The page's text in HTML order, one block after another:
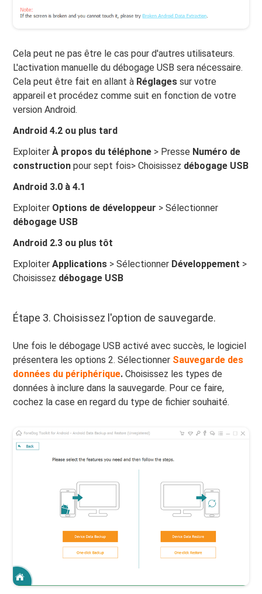
Cela peut ne pas être le cas pour d'autres utilisateurs.
L'activation manuelle du débogage USB sera nécessaire.
Cela peut être fait en allant à Réglagessur votre
appareil et procédez comme suit en fonction de votre
version Android.
Android 4.2 ou plus tard
ExploiterÀ propos du téléphone > Presse Numéro de
constructionpour sept fois> Choisissez débogage USB
Android 3.0 à 4.1
Exploiter Options de développeur > Sélectionner
débogage USB
Android 2.3 ou plus tôt
ExploiterApplications > Sélectionner Développement >
Choisissez débogage USB
Étape 3. Choisissez l'option de sauvegarde.
Une fois le débogage USB activé avec succès, le logiciel
présentera les options 2. Sélectionner Sauvegarde des
données du périphérique.Choisissez les types de
données à inclure dans la sauvegarde. Pour ce faire,
cochez la case en regard du type de fichier souhaité.